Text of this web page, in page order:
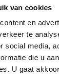
van cookies
en
te
social media,
die u
U gaat